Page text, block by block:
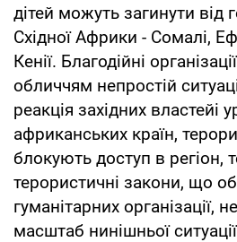
дітей можуть загинути від
Східної Африки - Сомалі,
Кенії. Благодійні
обличчям непростій
реакція західних властейі
африканських країн,
блокують доступ в регіон,
терористичні закони, що
гуманітарних організації,
масштаб нинішньої